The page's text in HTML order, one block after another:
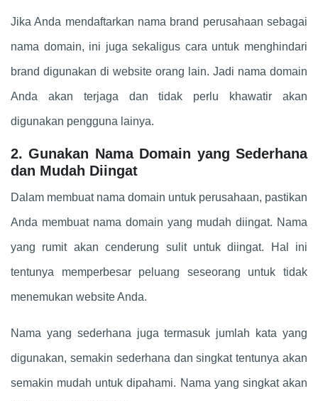
Jika Anda mendaftarkan nama brand perusahaan sebagai
nama domain, ini juga sekaligus cara untuk menghindari
brand digunakan di website orang lain. Jadi nama domain
Anda akan terjaga dan tidak perlu khawatir akan
digunakan pengguna lainya.
2. Gunakan Nama Domain yang Sederhana
dan Mudah Diingat
Dalam membuat nama domain untuk perusahaan, pastikan
Anda membuat nama domain yang mudah diingat. Nama
yang rumit akan cenderung sulit untuk diingat. Hal ini
tentunya memperbesar peluang seseorang untuk tidak
menemukan website Anda.
Nama yang sederhana juga termasuk jumlah kata yang
digunakan, semakin sederhana dan singkat tentunya akan
semakin mudah untuk dipahami. Nama yang singkat akan